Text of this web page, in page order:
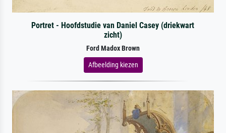
Portret - Hoofdstudie van Daniel Casey (driekwart
zicht)
Ford Madox Brown
Afbeelding kiezen